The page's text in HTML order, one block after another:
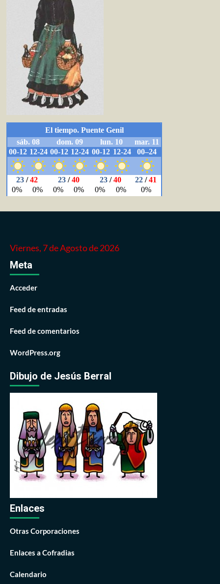
Viernes, 7 de Agosto de 2026
Meta
Acceder
Feed de entradas
Feed de comentarios
WordPress.org
Dibujo de Jesús Berral
Enlaces
Otras Corporaciones
Enlaces a Cofradias
Calendario